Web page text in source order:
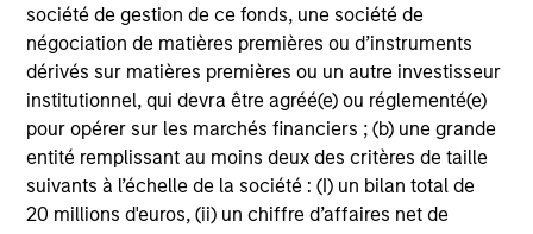
société de gestion de ce fonds, une société de
négociation de matières premières ou d’instruments
dérivés sur matières premières ou un autre investisseur
institutionnel, qui devra être agréé(e) ou réglementé(e)
pour opérer sur les marchés financiers ; (b) une grande
entité remplissant au moins deux des critères de taille
suivants à l’échelle de la société : (I) un bilan total de
20 millions d'euros, (ii) un chiffre d’affaires net de
We consider future economic growth of countries and
currency movements to be critical drivers of stock
returns. We actively select among countries and
employs fundamental analysis to identify attractive
sectors, industries and themes and equities with the
ability to generate long-term earnings growth.
All country/currency, sector, industry and thematic,